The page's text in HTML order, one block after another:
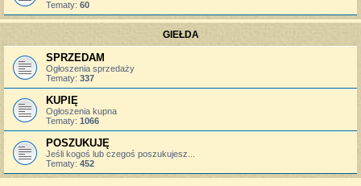
Tematy: 60
GIEŁDA
SPRZEDAM
Ogłoszenia sprzedaży
Tematy: 337
KUPIĘ
Ogłoszenia kupna
Tematy: 1066
POSZUKUJĘ
Jeśli kogoś lub czegoś poszukujesz...
Tematy: 452